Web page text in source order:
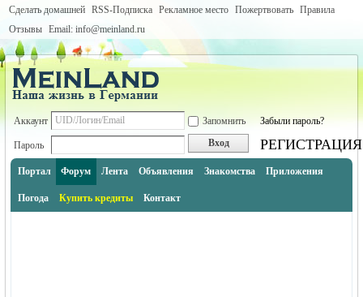
Сделать домашней RSS-Подписка Рекламное место Пожертвовать Правила
Отзывы Email: info@meinland.ru
Аккаунт Запомнить Забыли пароль?
Пароль Вход РЕГИСТРАЦИЯ
Портал Форум Лента Объявления Знакомства Приложения
Погода Купить кредиты Контакт